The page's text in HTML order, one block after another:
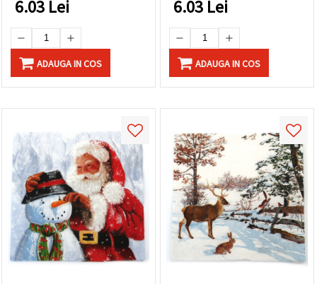
6.03 Lei
ADAUGA IN COS
6.03 Lei
ADAUGA IN COS